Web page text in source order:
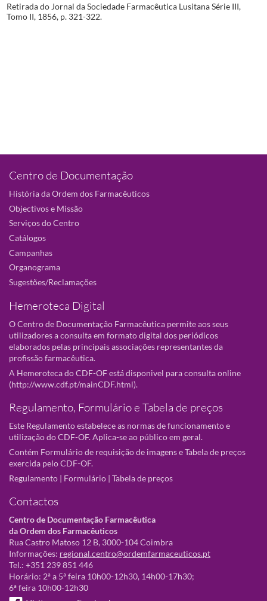
Retirada do Jornal da Sociedade Farmacêutica Lusitana Série III,
Tomo II, 1856, p. 321-322.
Centro de Documentação
História da Ordem dos Farmacêuticos
Objectivos e Missão
Serviços do Centro
Catálogos
Campanhas
Organograma
Sugestões/Reclamações
Hemeroteca Digital
O Centro de Documentação Farmacêutica permite aos seus
utilizadores a consulta em formato digital dos periódicos
elaborados pelas principais associações representantes da
profissão farmacêutica.
A Hemeroteca do CDF-OF está disponivel para consulta online
(http://www.cdf.pt/mainCDF.html).
Regulamento, Formulário e Tabela de preços
Este Regulamento estabelece as normas de funcionamento e
utilização do CDF-OF. Aplica-se ao público em geral.
Contém Formulário de requisição de imagens e Tabela de preços
exercida pelo CDF-OF.
Regulamento | Formulário | Tabela de preços
Contactos
Centro de Documentação Farmacêutica
da Ordem dos Farmacêuticos
Rua Castro Matoso 12 B, 3000-104 Coimbra
Informações: regional.centro@ordemfarmaceuticos.pt
Tel.: +351 239 851 446
Horário: 2ª a 5ª feira 10h00-12h30, 14h00-17h30;
6ª feira 10h00-12h30